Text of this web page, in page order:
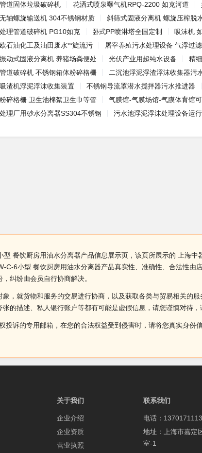
道固体垃圾破碎机 花洒式喷泉曝气机RPQ-2200 如克河道
轴螺旋输送机 304不锈钢材质
斜筛式固液分离机 螺旋压榨脱
理管道破碎机 PG10如克
卧式PP喷淋塔全国定制 吸沫机
石油化工及油田废水**旋流污
屠宰养殖污水处理设备 气浮过
动式固液分离机 养猪场粪便处
光伏产业用超纯水设备 精
道破碎机 不锈钢箱体粉碎格栅
二沉池浮泥浮渣浮沫收集器污
渣机浮泥浮沫收集装置
不锈钢导流罩潜水搅拌器污水推进器
碎格栅 卫生池棉絮卫生巾等管
气膜馆-气膜场馆-气膜体育馆
理厂用砂水分离器SS304不锈钢
污水池浮泥浮沫处理设备运
餐饮厨房用油水分离器产品信息展示页，该页所展示的 上海
C-6小型 餐饮厨房用油水分离器产品真实性、准确性、合法性
纠纷由会员自行协商解决。
，就货物和服务的交易进行协商，以及获取各类与贸易相关的
的描述、私人银行账户等都有可能是虚假信息，请您谨慎对待，
投诉的专用邮箱，在您的合法权益受到侵害时，请将您真实身
关于我们
企业介绍
企业资质
营业执照
联系我们
电话：
地址：上海市嘉定
室-1